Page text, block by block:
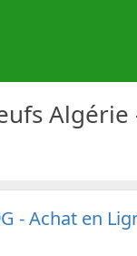
- Achat en